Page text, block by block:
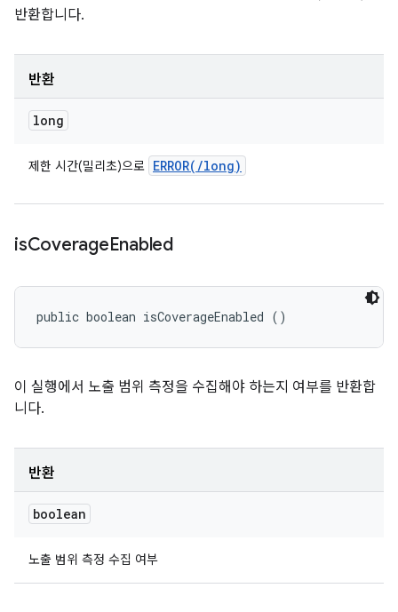
반환합니다.
반환
long
제한 시간(밀리초)으로 ERROR( /long)
isCoverageEnabled
public boolean isCoverageEnabled ()
이 실행에서 노출 범위 측정을 수집해야 하는지 여부를 반환합
니다.
반환
boolean
노출 범위 측정 수집 여부